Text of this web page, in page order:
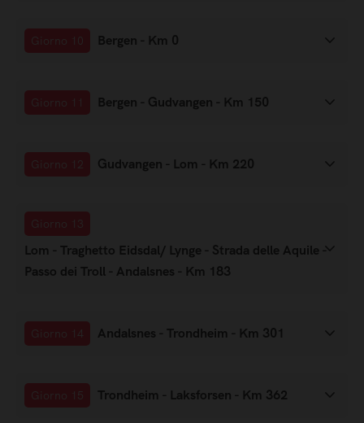
Giorno 10 Bergen - Km 0
Giorno 11 Bergen - Gudvangen - Km 150
Giorno 12 Gudvangen - Lom - Km 220
Giorno 13
Lom - Traghetto Eidsdal/ Lynge - Strada delle Aquile -
Passo dei Troll - Andalsnes - Km 183
Giorno 14 Andalsnes - Trondheim - Km 301
Giorno 15 Trondheim - Laksforsen - Km 362